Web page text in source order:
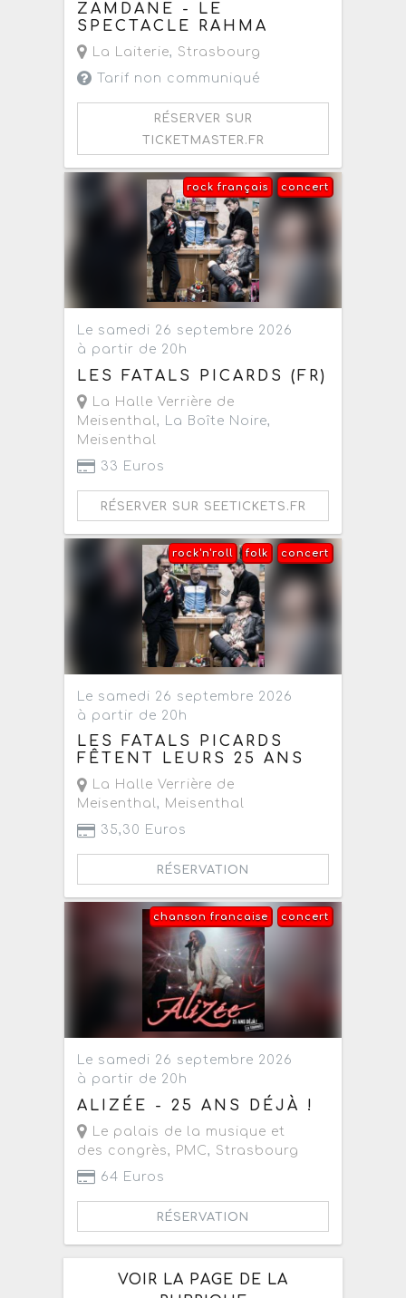
ZAMDANE - LE
SPECTACLE RAHMA
La Laiterie, Strasbourg
Tarif non communiqué
RÉSERVER SUR
TICKETMASTER.FR
concert
rock français
Le samedi 26 septembre 2026
à partir de 20h
LES FATALS PICARDS (FR)
La Halle Verrière de
Meisenthal , La Boîte Noire,
Meisenthal
33 Euros
RÉSERVER SUR SEETICKETS.FR
concert
folk
rock'n'roll
Le samedi 26 septembre 2026
à partir de 20h
LES FATALS PICARDS
FÊTENT LEURS 25 ANS
La Halle Verrière de
Meisenthal, Meisenthal
35,30 Euros
RÉSERVATION
concert
chanson francaise
Le samedi 26 septembre 2026
à partir de 20h
ALIZÉE - 25 ANS DÉJÀ !
Le palais de la musique et
des congrès, PMC, Strasbourg
64 Euros
RÉSERVATION
VOIR LA PAGE DE LA